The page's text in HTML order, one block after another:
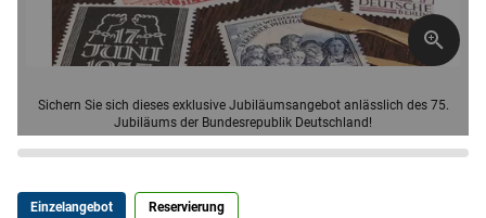
Sichern Sie sich dieses exklusive Jubiläumsangebot anlässlich des 75.
Jubiläums der Bundesrepublik Deutschland!
Einzelangebot Reservierung